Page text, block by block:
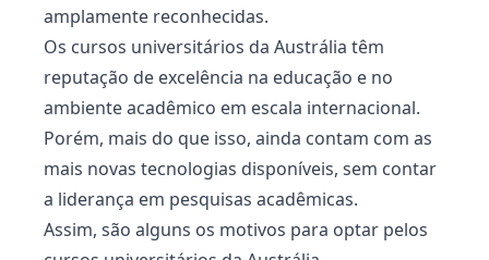
amplamente reconhecidas.
Os cursos universitários da Austrália têm
reputação de excelência na educação e no
ambiente acadêmico em escala internacional.
Porém, mais do que isso, ainda contam com as
mais novas tecnologias disponíveis, sem contar
a liderança em pesquisas acadêmicas.
Assim, são alguns os motivos para optar pelos